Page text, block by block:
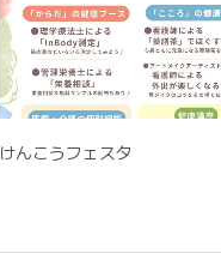
けんこうフェスタ